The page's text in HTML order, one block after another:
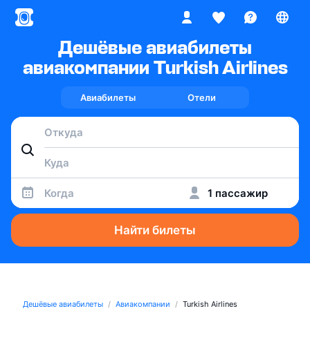
Дешёвые авиабилеты
авиакомпании Turkish Airlines
Авиабилеты Отели
Когда 1 пассажир
Найти билеты
Дешёвые авиабилеты Авиакомпании Turkish Airlines